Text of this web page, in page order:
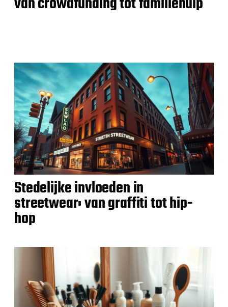
Stedelijke invloeden in
streetwear: van graffiti tot hip-
hop